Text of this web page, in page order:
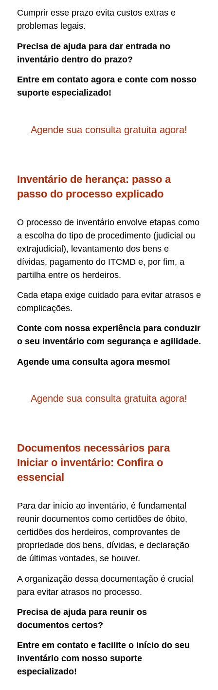
Cumprir esse prazo evita custos extras e
problemas legais.
Precisa de ajuda para dar entrada no
inventário dentro do prazo?
Entre em contato agora e conte com nosso
suporte especializado!
Agende sua consulta gratuita agora!
Inventário de herança: passo a
passo do processo explicado
O processo de inventário envolve etapas como
a escolha do tipo de procedimento (judicial ou
extrajudicial), levantamento dos bens e
dívidas, pagamento do ITCMD e, por fim, a
partilha entre os herdeiros.
Cada etapa exige cuidado para evitar atrasos e
complicações.
Conte com nossa experiência para conduzir
o seu inventário com segurança e agilidade.
Agende uma consulta agora mesmo!
Agende sua consulta gratuita agora!
Documentos necessários para
Iniciar o inventário: Confira o
essencial
Para dar início ao inventário, é fundamental
reunir documentos como certidões de óbito,
certidões dos herdeiros, comprovantes de
propriedade dos bens, dívidas, e declaração
de últimas vontades, se houver.
A organização dessa documentação é crucial
para evitar atrasos no processo.
Precisa de ajuda para reunir os
documentos certos?
Entre em contato e facilite o início do seu
inventário com nosso suporte
especializado!